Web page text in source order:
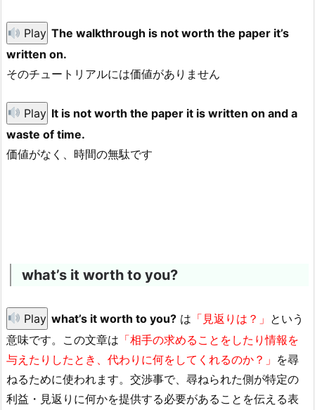
Play The walkthrough is not worth the paper it’s
written on.
そのチュートリアルには価値がありません
Play It is not worth the paper it is written on and a
waste of time.
価値がなく、時間の無駄です
what’s it worth to you?
Play what’s it worth to you? は 「見返りは？」 という
意味です。この文章は 「相手の求めることをしたり情報を
与えたりしたとき、代わりに何をしてくれるのか？」 を尋
ねるために使われます。交渉事で、尋ねられた側が特定の
利益・見返りに何かを提供する必要があることを伝える表